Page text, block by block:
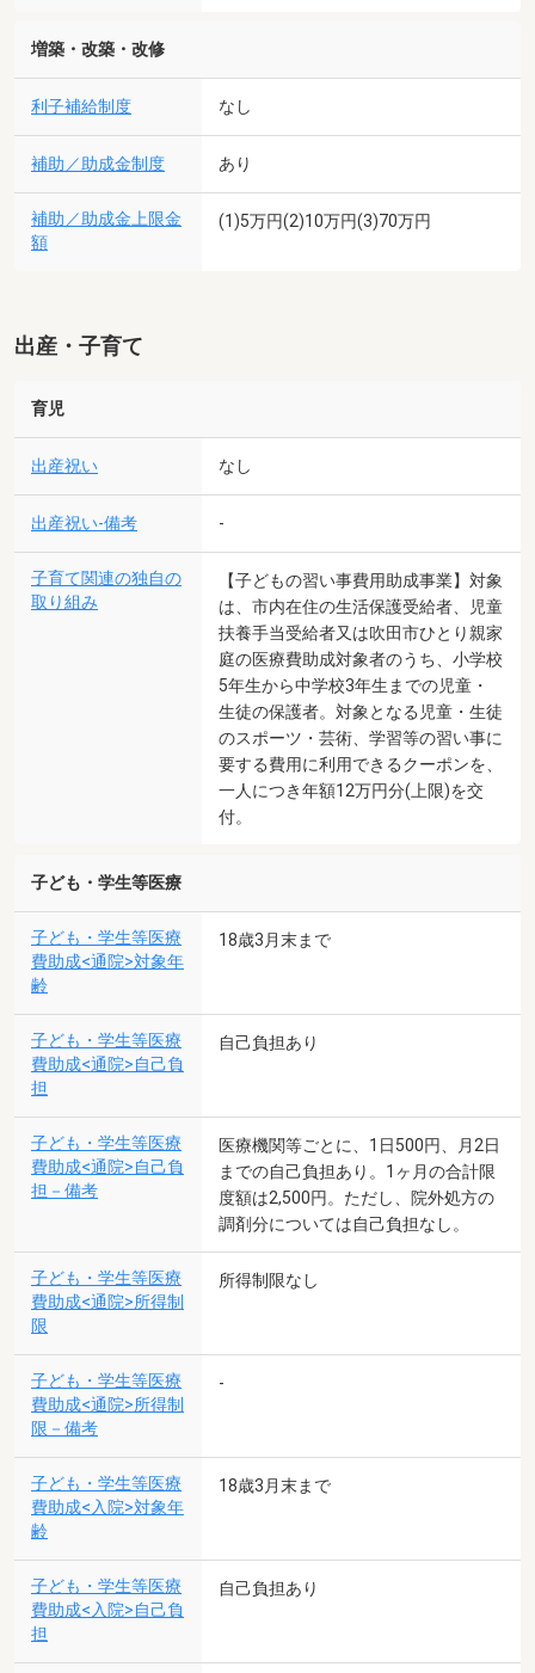
増築・改築・改修
利子補給制度 なし
補助／助成金制度 あり
補助／助成金上限金
額
(1)5万円(2)10万円(3)70万円
出産・子育て
育児
出産祝い なし
出産祝い-備考 -
子育て関連の独自の
取り組み
【子どもの習い事費用助成事業】対象
は、市内在住の生活保護受給者、児童
扶養手当受給者又は吹田市ひとり親家
庭の医療費助成対象者のうち、小学校
5年生から中学校3年生までの児童・
生徒の保護者。対象となる児童・生徒
のスポーツ・芸術、学習等の習い事に
要する費用に利用できるクーポンを、
一人につき年額12万円分(上限)を交
付。
子ども・学生等医療
子ども・学生等医療
費助成<通院>対象年
齢
18歳3月末まで
子ども・学生等医療
費助成<通院>自己負
担
自己負担あり
子ども・学生等医療
費助成<通院>自己負
担－備考
医療機関等ごとに、1日500円、月2日
までの自己負担あり。1ヶ月の合計限
度額は2,500円。ただし、院外処方の
調剤分については自己負担なし。
子ども・学生等医療
費助成<通院>所得制
限
所得制限なし
子ども・学生等医療
費助成<通院>所得制
限－備考
-
子ども・学生等医療
費助成<入院>対象年
齢
18歳3月末まで
子ども・学生等医療
費助成<入院>自己負
担
自己負担あり